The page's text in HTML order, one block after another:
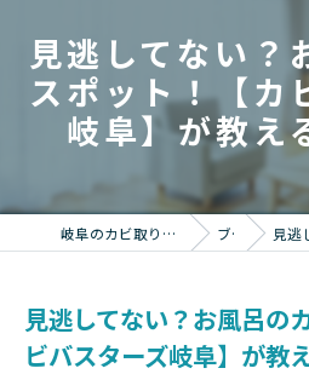
見逃してない？
スポット！【カ
岐阜】が教え
岐阜のカビ取りならカビバスターズ岐阜 ブログ 見逃してな
見逃してない？お風呂の
ビバスターズ岐阜】が教